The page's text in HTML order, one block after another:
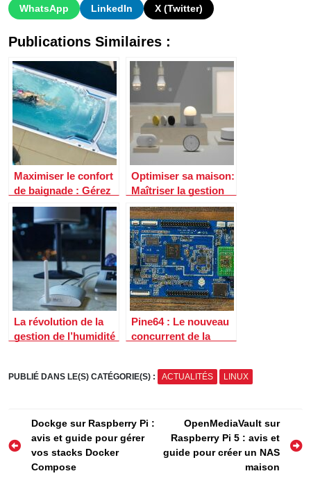
WhatsApp
LinkedIn X (Twitter)
Publications Similaires :
Maximiser le confort
de baignade : Gérez
la température de
votre piscine avec la
domotique
Optimiser sa maison:
Maîtriser la gestion
de l’éclairage en
fonction de la
luminosité avec la
domotique
La révolution de la
gestion de l’humidité
Pine64 : Le nouveau
concurrent de la
PUBLIÉ DANS LE(S) CATÉGORIE(S) : ACTUALITÉS LINUX
Navigation
de
l’article
Dockge sur Raspberry Pi :
avis et guide pour gérer
vos stacks Docker
Compose
OpenMediaVault sur
Raspberry Pi 5 : avis et
guide pour créer un NAS
maison